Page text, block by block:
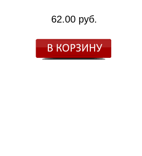
62.00 руб.